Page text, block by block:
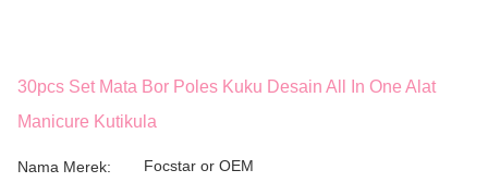
30pcs Set Mata Bor Poles Kuku Desain All In One Alat
Manicure Kutikula
Nama Merek: Focstar or OEM